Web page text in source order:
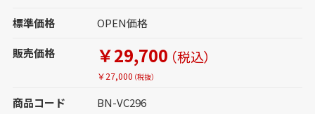
標準価格 OPEN価格
販売価格 ￥29,700 （税込）
￥27,000 （税抜）
商品コード BN-VC296